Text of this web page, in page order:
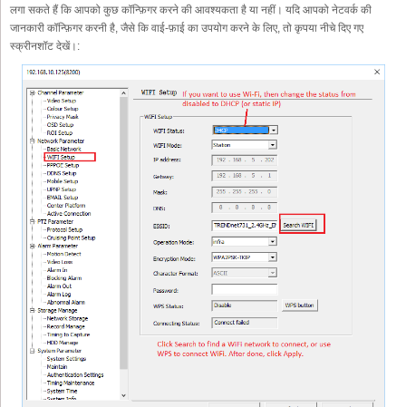
लगा सकते हैं कि आपको कुछ कॉन्फ़िगर करने की आवश्यकता है या नहीं। यदि आपको नेटवर्क की
जानकारी कॉन्फ़िगर करनी है, जैसे कि वाई-फ़ाई का उपयोग करने के लिए, तो कृपया नीचे दिए गए
स्क्रीनशॉट देखें।: